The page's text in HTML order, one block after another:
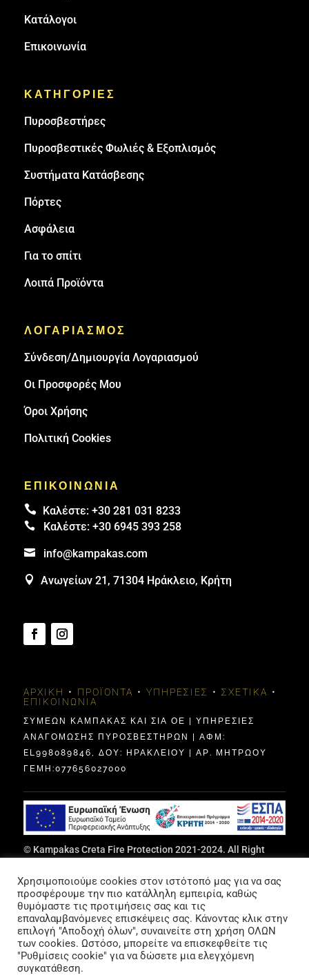
Κατάλογοι
Επικοινωνία
ΚΑΤΗΓΟΡΙΕΣ
Πυρoσβεστήρες
Πυροσβεστικές Φωλιές & Εξοπλισμός
Συστήματα Κατάσβεσης
Πόρτες
Ασφάλεια
Για το σπίτι
Λοιπά Προϊόντα
ΛΟΓΑΡΙΑΣΜΟΣ
Σύνδεση/Δημιουργία Λογαριασμού
Οι Προσφορές Μου
Όροι Χρήσης
Πολιτική Cookies
ΕΠΙΚΟΙΝΩΝΙΑ
 Καλέστε: +30 281 031 8233
 Καλέστε: +30 6945 393 258
 info@kampakas.com
 Ανωγείων 21, 71304 Ηράκλειο, Κρήτη
ΑΡΧΙΚΉ • ΠΡΟΪΌΝΤΑ • ΥΠΗΡΕΣΊΕΣ • ΣΧΕΤΙΚΆ •
ΕΠΙΚΟΙΝΩΝΊΑ
ΣΥΜΕΩΝ ΚΑΜΠΑΚΑΣ ΚΑΙ ΣΙΑ ΟΕ | ΥΠΗΡΕΣΙΕΣ
ΑΝΑΓΟΜΩΣΗΣ ΠΥΡΟΣΒΕΣΤΗΡΩΝ | ΑΦΜ:
EL998089846, ΔΟΥ: ΗΡΑΚΛΕΊΟΥ | ΑΡ. ΜΗΤΡΩΟΥ
ΓΕΜΗ:077656027000
© Kampakas Creta Fire Protection 2021-2024. All Right
Privacy Policy& Terms Of Use
Photo Credits, Trademark “KAMPAKAS” Decorative Images:
www.thephotographer.gr – Καρακωνσταντάκης Αντώνης
Χρησιμοποιούμε cookies στον ιστότοπό μας για να σας
προσφέρουμε την πιο κατάλληλη εμπειρία, καθώς
θυμόμαστε τις προτιμήσεις σας και τις
επαναλαμβανόμενες επισκέψεις σας. Κάνοντας κλικ στην
επιλογή "Αποδοχή όλων", συναινείτε στη χρήση ΟΛΩΝ
των cookies. Ωστόσο, μπορείτε να επισκεφθείτε τις
"Ρυθμίσεις cookie" για να δώσετε μια ελεγχόμενη
συγκατάθεση.